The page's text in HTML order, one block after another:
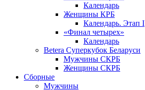
Календарь
Женщины КРБ
Календарь. Этап I
«Финал четырех»
Календарь
Betera Суперкубок Беларуси
Мужчины СКРБ
Женщины СКРБ
Сборные
Мужчины